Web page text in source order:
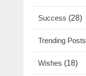
Success (28)
Trending Posts
Wishes (18)